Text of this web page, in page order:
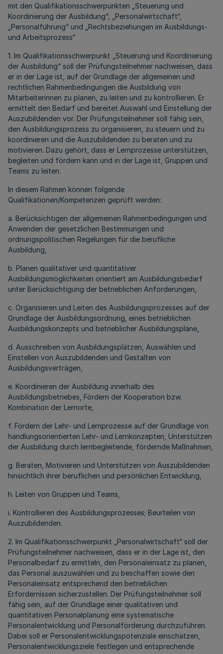
mit den Qualifikationsschwerpunkten „Steuerung und
Koordinierung der Ausbildung“, „Personalwirtschaft“,
„Personalführung“ und „Rechtsbeziehungen im Ausbildungs-
und Arbeitsprozess“
1. Im Qualifikationsschwerpunkt „Steuerung und Koordinierung
der Ausbildung“ soll der Prüfungsteilnehmer nachweisen, dass
er in der Lage ist, auf der Grundlage der allgemeinen und
rechtlichen Rahmenbedingungen die Ausbildung von
Mitarbeiterinnen zu planen, zu leiten und zu kontrollieren. Er
ermittelt den Bedarf und bereitet Auswahl und Einstellung der
Auszubildenden vor. Der Prüfungsteilnehmer soll fähig sein,
den Ausbildungsprozess zu organisieren, zu steuern und zu
koordinieren und die Auszubildenden zu beraten und zu
motivieren. Dazu gehört, dass er Lernprozesse unterstützen,
begleiten und fördern kann und in der Lage ist, Gruppen und
Teams zu leiten.
In diesem Rahmen können folgende
Qualifikationen/Kompetenzen geprüft werden:
a. Berücksichtigen der allgemeinen Rahmenbedingungen und
Anwenden der gesetzlichen Bestimmungen und
ordnungspolitischen Regelungen für die berufliche
Ausbildung,
b. Planen qualitativer und quantitativer
Ausbildungsmöglichkeiten orientiert am Ausbildungsbedarf
unter Berücksichtigung der betrieblichen Anforderungen,
c. Organisieren und Leiten des Ausbildungsprozesses auf der
Grundlage der Ausbildungsordnung, eines betrieblichen
Ausbildungskonzepts und betrieblicher Ausbildungspläne,
d. Ausschreiben von Ausbildungsplätzen, Auswählen und
Einstellen von Auszubildenden und Gestalten von
Ausbildungsverträgen,
e. Koordinieren der Ausbildung innerhalb des
Ausbildungsbetriebes, Fördern der Kooperation bzw.
Kombination der Lernorte,
f. Fördern der Lehr- und Lernprozesse auf der Grundlage von
handlungsorientierten Lehr- und Lernkonzepten, Unterstützen
der Ausbildung durch lernbegleitende, fördernde Maßnahmen,
g. Beraten, Motivieren und Unterstützen von Auszubildenden
hinsichtlich ihrer beruflichen und persönlichen Entwicklung,
h. Leiten von Gruppen und Teams,
i. Kontrollieren des Ausbildungsprozesses; Beurteilen von
Auszubildenden.
2. Im Qualifikationsschwerpunkt „Personalwirtschaft“ soll der
Prüfungsteilnehmer nachweisen, dass er in der Lage ist, den
Personalbedarf zu ermitteln, den Personaleinsatz zu planen,
das Personal auszuwählen und zu beschaffen sowie den
Personaleinsatz entsprechend den betrieblichen
Erfordernissen sicherzustellen. Der Prüfungsteilnehmer soll
fähig sein, auf der Grundlage einer qualitativen und
quantitativen Personalplanung eine systematische
Personalentwicklung und Personalförderung durchzuführen.
Dabei soll er Personalentwicklungspotenziale einschätzen,
Personalentwicklungsziele festlegen und entsprechende